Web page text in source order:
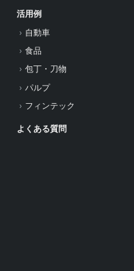
活用例
自動車
食品
包丁・刀物
パルプ
フィンテック
よくある質問